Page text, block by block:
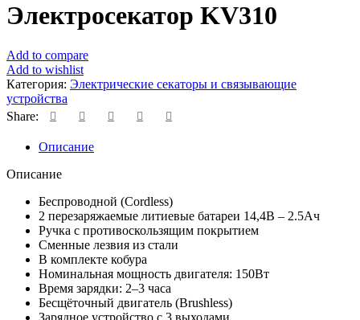
Электросекатор KV310
Add to compare
Add to wishlist
Категория: Электрические секаторы и связывающие
устройства
Share:
Описание
Описание
Беспроводной (Cordless)
2 перезаряжаемые литиевые батареи 14,4В – 2.5Ач
Ручка с противоскользящим покрытием
Сменные лезвия из стали
В комплекте кобура
Номинальная мощность двигателя: 150Вт
Время зарядки: 2–3 часа
Бесщёточный двигатель (Brushless)
Зарядное устройство с 3 выходами